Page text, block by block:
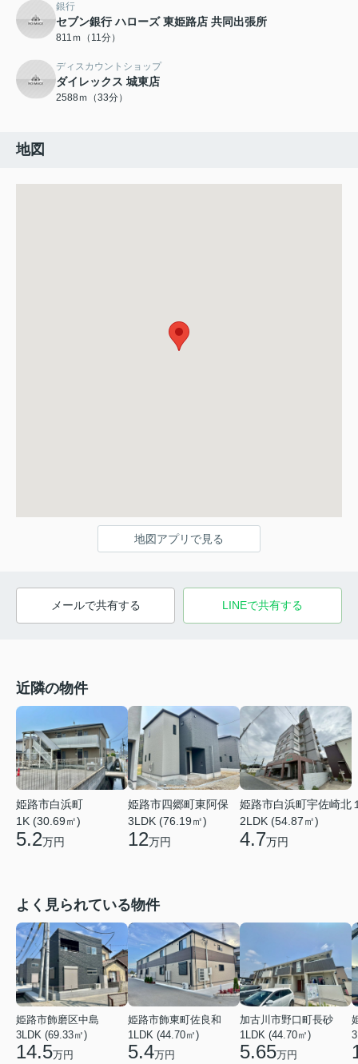
銀行
セブン銀行 ハローズ 東姫路店 共同出張所
811ｍ（11分）
ディスカウントショップ
ダイレックス 城東店
2588ｍ（33分）
地図
地図アプリで見る
メールで共有する LINEで共有する
近隣の物件
姫路市白浜町
1K (30.69㎡)
5.2万円
姫路市四郷町東阿保
3LDK (76.19㎡)
12万円
姫路市白浜町宇佐崎北
2LDK (54.87㎡)
4.7万円
よく見られている物件
姫路市飾磨区中島
3LDK (69.33㎡)
14.5万円
姫路市飾東町佐良和
1LDK (44.70㎡)
5.4万円
加古川市野口町長砂
1LDK (44.70㎡)
5.65万円